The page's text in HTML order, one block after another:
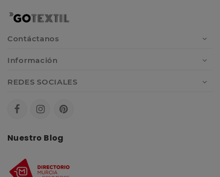
Contáctanos
Información
REDES SOCIALES
Nuestro Blog